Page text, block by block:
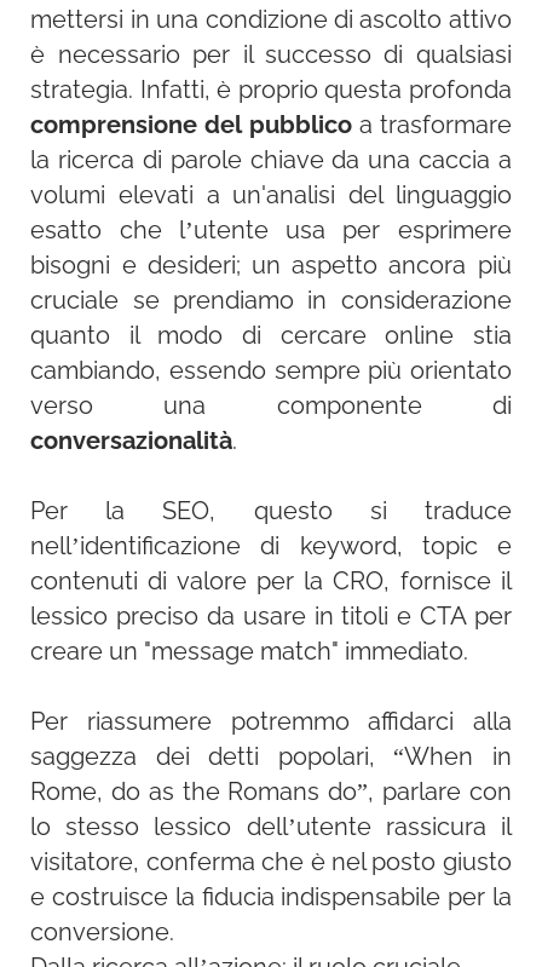
mettersi in una condizione di ascolto attivo
è necessario per il successo di qualsiasi
strategia. Infatti, è proprio questa profonda
comprensione del pubblicoa trasformare
la ricerca di parole chiave da una caccia a
volumi elevati a un'analisi del linguaggio
esatto che l’utente usa per esprimere
bisogni e desideri; un aspetto ancora più
cruciale se prendiamo in considerazione
quanto il modo di cercare online stia
cambiando, essendo sempre più orientato
verso una componente di
conversazionalità.
Per la SEO, questo si traduce
nell’identificazione di keyword, topic e
contenuti di valore per la CRO, fornisce il
lessico preciso da usare in titoli e CTA per
creare un "message match" immediato.
Per riassumere potremmo affidarci alla
saggezza dei detti popolari, “When in
Rome, do as the Romans do”, parlare con
lo stesso lessico dell’utente rassicura il
visitatore, conferma che è nel posto giusto
e costruisce la fiducia indispensabile per la
conversione.